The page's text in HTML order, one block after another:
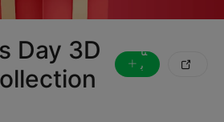
Day 3D
تا
ب
ع
